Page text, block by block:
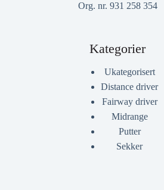
Org. nr. 931 258 354
Kategorier
Ukategorisert
Distance driver
Fairway driver
Midrange
Putter
Sekker